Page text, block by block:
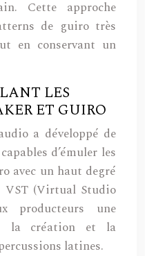
Cette approche
de guiro très
en conservant un
LES
ET GUIRO
a développé de
d’émuler les
avec un haut degré
VST (Virtual Studio
producteurs une
la création et la
latines.